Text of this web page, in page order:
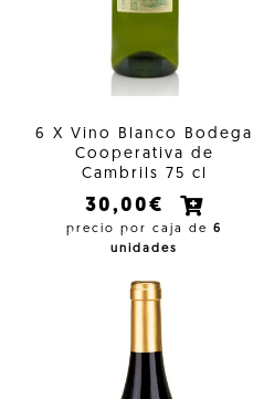
6 X Vino Blanco Bodega
Cooperativa de
Cambrils 75 cl
30,00€
precio por caja de6
unidades